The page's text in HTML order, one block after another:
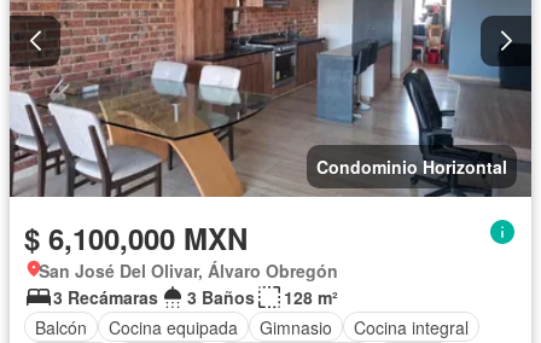
Condominio Horizontal
$ 6,100,000 MXN
San José Del Olivar, Álvaro Obregón
3 Recámaras
3 Baños
128 m²
Balcón
Cocina equipada Gimnasio
Cocina integral